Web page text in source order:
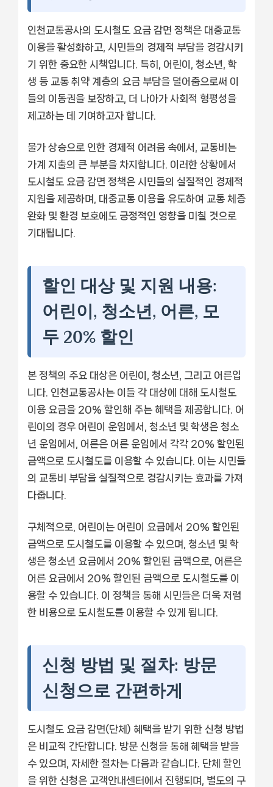
인천교통공사의 도시철도 요금 감면 정책은 대중교통
이용을 활성화하고, 시민들의 경제적 부담을 경감시키
기 위한 중요한 시책입니다. 특히, 어린이, 청소년, 학
생 등 교통 취약 계층의 요금 부담을 덜어줌으로써 이
들의 이동권을 보장하고, 더 나아가 사회적 형평성을
제고하는 데 기여하고자 합니다.
물가 상승으로 인한 경제적 어려움 속에서, 교통비는
가계 지출의 큰 부분을 차지합니다. 이러한 상황에서
도시철도 요금 감면 정책은 시민들의 실질적인 경제적
지원을 제공하며, 대중교통 이용을 유도하여 교통 체증
완화 및 환경 보호에도 긍정적인 영향을 미칠 것으로
기대됩니다.
할인 대상 및 지원 내용:
어린이, 청소년, 어른, 모
두 20% 할인
본 정책의 주요 대상은 어린이, 청소년, 그리고 어른입
니다. 인천교통공사는 이들 각 대상에 대해 도시철도
이용 요금을 20% 할인해 주는 혜택을 제공합니다. 어
린이의 경우 어린이 운임에서, 청소년 및 학생은 청소
년 운임에서, 어른은 어른 운임에서 각각 20% 할인된
금액으로 도시철도를 이용할 수 있습니다. 이는 시민들
의 교통비 부담을 실질적으로 경감시키는 효과를 가져
다줍니다.
구체적으로, 어린이는 어린이 요금에서 20% 할인된
금액으로 도시철도를 이용할 수 있으며, 청소년 및 학
생은 청소년 요금에서 20% 할인된 금액으로, 어른은
어른 요금에서 20% 할인된 금액으로 도시철도를 이
용할 수 있습니다. 이 정책을 통해 시민들은 더욱 저렴
한 비용으로 도시철도를 이용할 수 있게 됩니다.
신청 방법 및 절차: 방문
신청으로 간편하게
도시철도 요금 감면(단체) 혜택을 받기 위한 신청 방법
은 비교적 간단합니다. 방문 신청을 통해 혜택을 받을
수 있으며, 자세한 절차는 다음과 같습니다. 단체 할인
을 위한 신청은 고객안내센터에서 진행되며, 별도의 구